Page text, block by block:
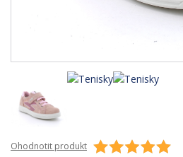
Ohodnotit produkt